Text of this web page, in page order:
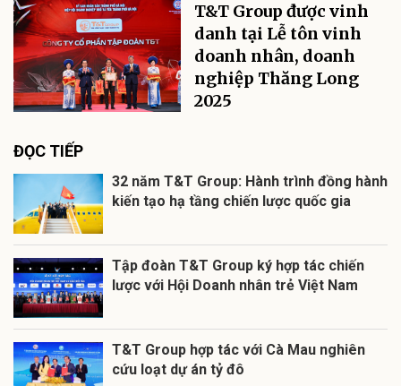
T&T Group được vinh
danh tại Lễ tôn vinh
doanh nhân, doanh
nghiệp Thăng Long
2025
ĐỌC TIẾP
32 năm T&T Group: Hành trình đồng hành
kiến tạo hạ tầng chiến lược quốc gia
Tập đoàn T&T Group ký hợp tác chiến
lược với Hội Doanh nhân trẻ Việt Nam
T&T Group hợp tác với Cà Mau nghiên
cứu loạt dự án tỷ đô